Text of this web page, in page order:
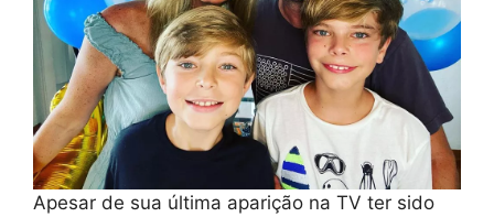
Apesar de sua última aparição na TV ter sido